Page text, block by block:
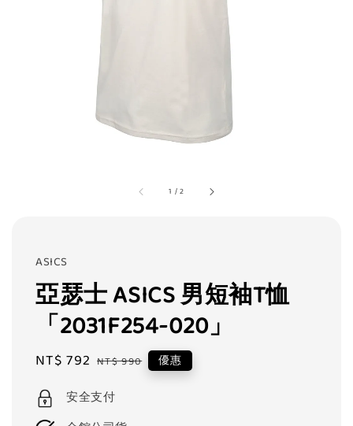
1 /2
ASICS
亞瑟士 ASICS 男短袖T恤
「2031F254-020」
Sale
NT$ 792 Regular
NT$ 990 優惠
安全支付